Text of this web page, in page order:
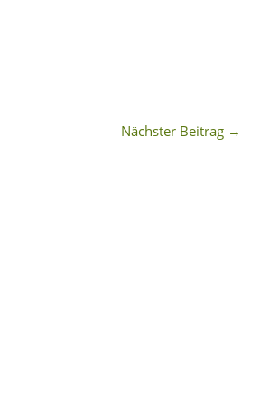
Nächster Beitrag →